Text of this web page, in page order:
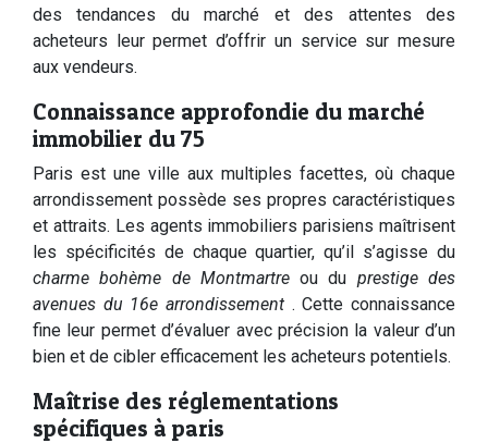
des tendances du marché et des attentes des
acheteurs leur permet d’offrir un service sur mesure
aux vendeurs.
Connaissance approfondie du marché
immobilier du 75
Paris est une ville aux multiples facettes, où chaque
arrondissement possède ses propres caractéristiques
et attraits. Les agents immobiliers parisiens maîtrisent
les spécificités de chaque quartier, qu’il s’agisse du
charme bohème de Montmartreou du prestige des
avenues du 16e arrondissement . Cette connaissance
fine leur permet d’évaluer avec précision la valeur d’un
bien et de cibler efficacement les acheteurs potentiels.
Maîtrise des réglementations
spécifiques à paris